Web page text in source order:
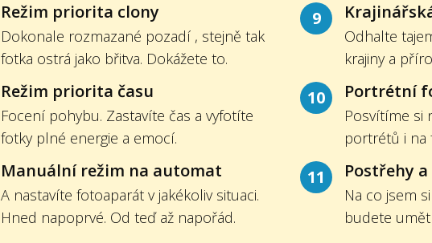
Režim priorita clony
Dokonale rozmazané pozadí , stejně tak
fotka ostrá jako břitva. Dokážete to.
Režim priorita času
Focení pohybu. Zastavíte čas a vyfotíte
fotky plné energie a emocí.
Manuální režim na automat
A nastavíte fotoaparát v jakékoliv situaci.
Hned napoprvé. Od teď až napořád.
9
Odhalte
krajiny a
10 Portrétní
Posvítíme si
portrétů i na
11 Postřehy
Na co jsem
budete